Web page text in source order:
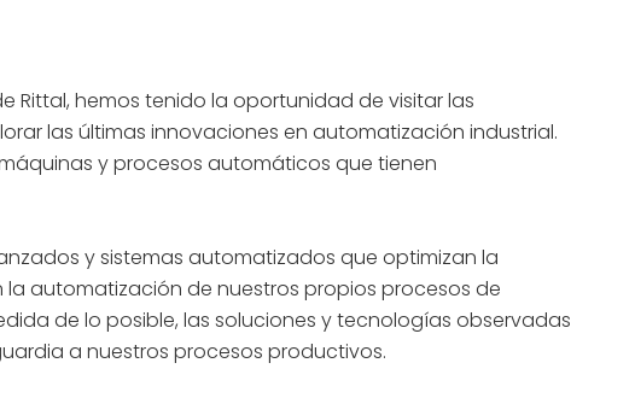
Rittal, hemos tenido la oportunidad de visitar las
las últimas innovaciones en automatización industrial.
y procesos automáticos que tienen
y sistemas automatizados que optimizan la
automatización de nuestros propios procesos de
de lo posible, las soluciones y tecnologías observadas
a nuestros procesos productivos.